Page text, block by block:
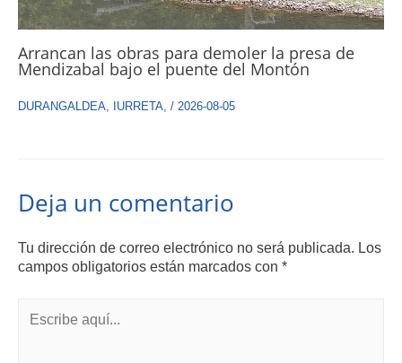
Arrancan las obras para demoler la presa de
Mendizabal bajo el puente del Montón
DURANGALDEA, IURRETA, / 2026-08-05
Deja un comentario
Tu dirección de correo electrónico no será publicada. Los
campos obligatorios están marcados con *